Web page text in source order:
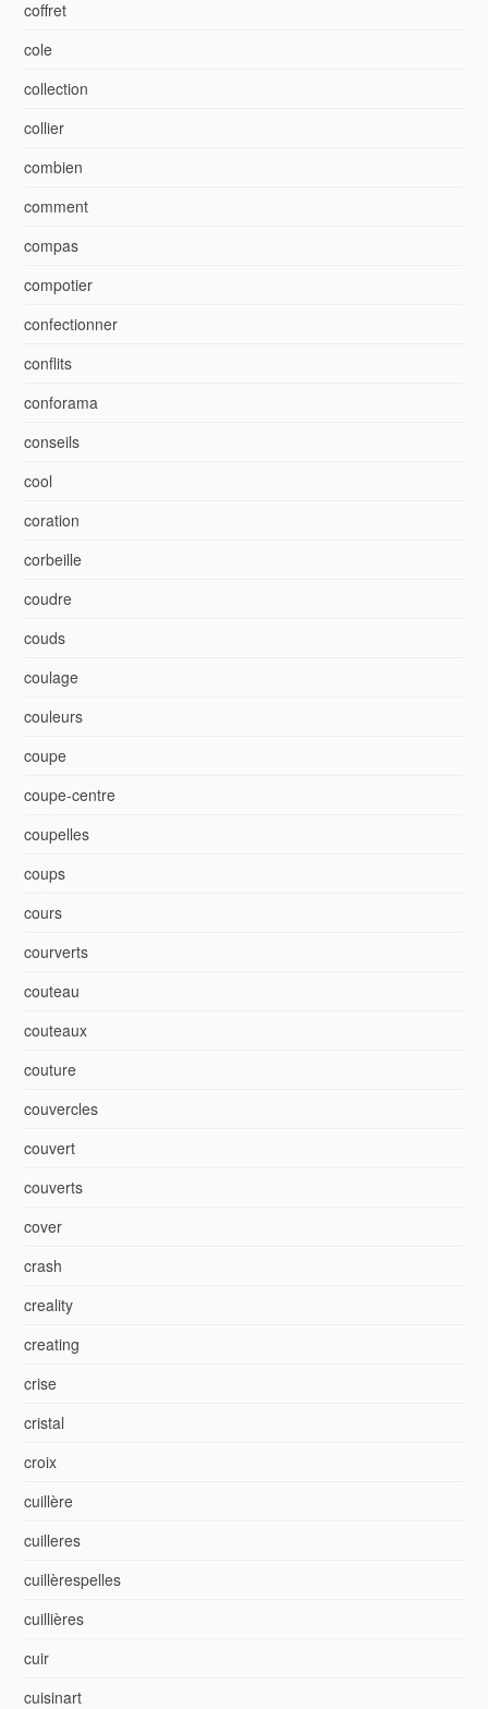
coffret
cole
collection
collier
combien
comment
compas
compotier
confectionner
conflits
conforama
conseils
cool
coration
corbeille
coudre
couds
coulage
couleurs
coupe
coupe-centre
coupelles
coups
cours
courverts
couteau
couteaux
couture
couvercles
couvert
couverts
cover
crash
creality
creating
crise
cristal
croix
cuillère
cuilleres
cuillèrespelles
cuillières
cuir
cuisinart